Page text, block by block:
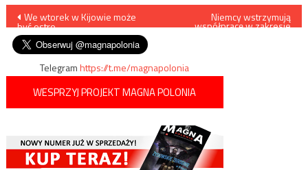
Nawigacja
wpisu
We wtorek w Kijowie może
być ostro
Niemcy wstrzymują
współpracę w zakresie
Telegramhttps://t.me/magnapolonia
WESPRZYJ PROJEKT MAGNA POLONIA